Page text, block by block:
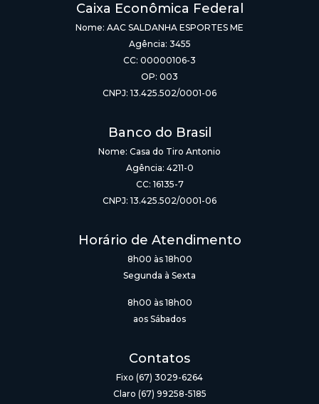
Caixa Econômica Federal
Nome: AAC SALDANHA ESPORTES ME
Agência: 3455
CC: 00000106-3
OP: 003
CNPJ: 13.425.502/0001-06
Banco do Brasil
Nome: Casa do Tiro Antonio
Agência: 4211-0
CC: 16135-7
CNPJ: 13.425.502/0001-06
Horário de Atendimento
8h00 às 18h00
Segunda à Sexta
8h00 às 18h00
aos Sábados
Contatos
Fixo (67) 3029-6264
Claro (67) 99258-5185